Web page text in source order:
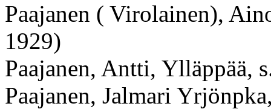
Paajanen ( Virolainen),
1929)
Paajanen, Antti, Ylläppää,
Paajanen, Jalmari